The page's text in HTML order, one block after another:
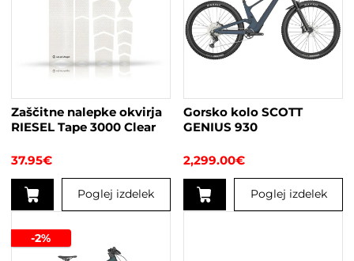
Zaščitne nalepke okvirja
RIESEL Tape 3000 Clear
37.95€
Poglej izdelek
Gorsko kolo SCOTT
GENIUS 930
2,299.00€
Poglej izdelek
-2%